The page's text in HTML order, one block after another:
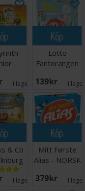
I lager:
Köp
Lotto
Fantorangen
139 SEK I
& Co
I lager: 2
Köp
Mitt Første
Alias - NORSK
379 SEK I